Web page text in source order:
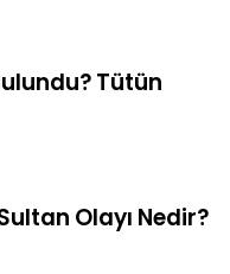
Tütün
Olayı Nedir?